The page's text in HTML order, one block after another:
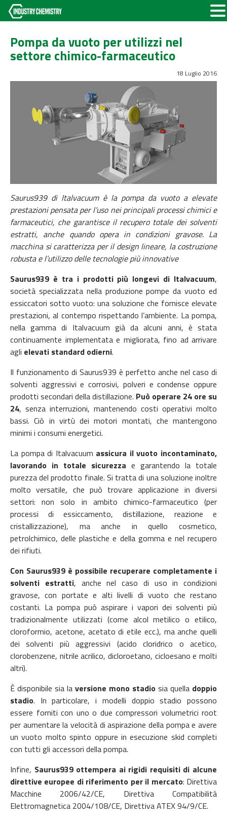
Pompa da vuoto per utilizzi nel
settore chimico-farmaceutico
18 Luglio 2016
Saurus939 di Italvacuum è la pompa da vuoto a elevate
prestazioni pensata per l’uso nei principali processi chimici e
farmaceutici, che garantisce il recupero totale dei solventi
estratti, anche quando opera in condizioni gravose. La
macchina si caratterizza per il design lineare, la costruzione
robusta e l’utilizzo delle tecnologie più innovative
Saurus939 è tra i prodotti più longevi di Italvacuum,
società specializzata nella produzione pompe da vuoto ed
essiccatori sotto vuoto: una soluzione che fornisce elevate
prestazioni, al contempo rispettando l’ambiente. La pompa,
nella gamma di Italvacuum già da alcuni anni, è stata
continuamente implementata e migliorata, fino ad arrivare
agli elevati standard odierni.
Il funzionamento di Saurus939 è perfetto anche nel caso di
solventi aggressivi e corrosivi, polveri e condense oppure
prodotti secondari della distillazione. Può operare 24 ore su
24, senza interruzioni, mantenendo costi operativi molto
bassi. Ciò in virtù dei motori montati, che mantengono
minimi i consumi energetici.
La pompa di Italvacuum assicura il vuoto incontaminato,
lavorando in totale sicurezza e garantendo la totale
purezza del prodotto finale. Si tratta di una soluzione inoltre
molto versatile, che può trovare applicazione in diversi
settori: non solo in ambito chimico-farmaceutico (per
processi di essiccamento, distillazione, reazione e
cristallizzazione), ma anche in quello cosmetico,
petrolchimico, delle plastiche e della gomma e nel recupero
dei rifiuti.
Con Saurus939 è possibile recuperare completamente i
solventi estratti, anche nel caso di uso in condizioni
gravose, con portate e alti livelli di vuoto che restano
costanti. La pompa può aspirare i vapori dei solventi più
tradizionalmente utilizzati (come alcol metilico o etilico,
cloroformio, acetone, acetato di etile ecc.), ma anche quelli
dei solventi più aggressivi (acido cloridrico o acetico,
clorobenzene, nitrile acrilico, dicloroetano, cicloesano e molti
altri).
È disponibile sia la versione mono stadio sia quella doppio
stadio. In particolare, i modelli doppio stadio possono
essere forniti con uno o due compressori volumetrici root
per aumentare la velocità di aspirazione della pompa e avere
un vuoto molto spinto oppure in esecuzione skid completi
con tutti gli accessori della pompa.
Infine, Saurus939 ottempera ai rigidi requisiti di alcune
direttive europee di riferimento per il mercato: Direttiva
Macchine 2006/42/CE, Direttiva Compatibilità
Elettromagnetica 2004/108/CE, Direttiva ATEX 94/9/CE.